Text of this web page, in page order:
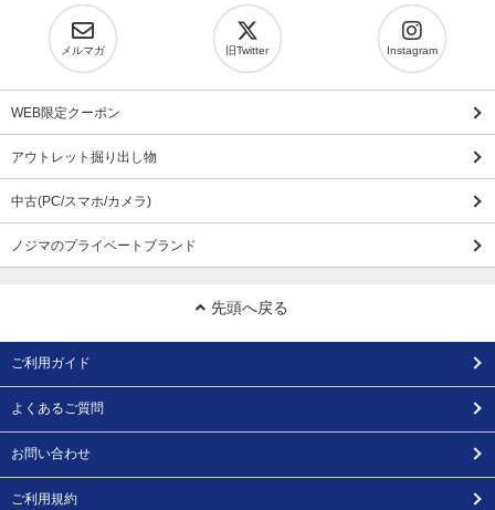
メルマガ 旧Twitter Instagram
WEB限定クーポン
アウトレット掘り出し物
中古(PC/スマホ/カメラ)
ノジマのプライベートブランド
先頭へ戻る
ご利用ガイド
よくあるご質問
お問い合わせ
ご利用規約